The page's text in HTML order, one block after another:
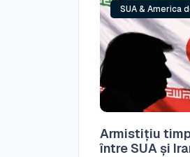
SUA & America
Armistițiu
între SUA și